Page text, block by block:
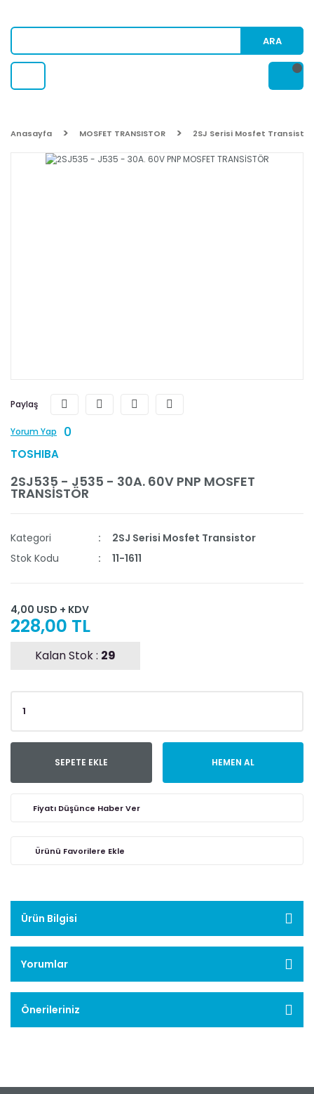
ARA
Anasayfa MOSFET TRANSISTOR 2SJ Serisi Mosfet Transistor
Paylaş
Yorum Yap 0
TOSHIBA
2SJ535 - J535 - 30A. 60V PNP MOSFET
TRANSİSTÖR
Kategori
2SJ Serisi Mosfet Transistor
Stok Kodu
11-1611
4,00 USD + KDV
228,00 TL
Kalan Stok : 29
SEPETE EKLE HEMEN AL
Fiyatı Düşünce Haber Ver
Ürün Bilgisi
Yorumlar
Önerileriniz